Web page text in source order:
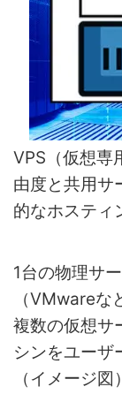
VPS（仮想専
由度と共用サ
的なホスティ
1台の物理サ
（VMware
複数の仮想サ
シンをユーザ
（イメージ図）